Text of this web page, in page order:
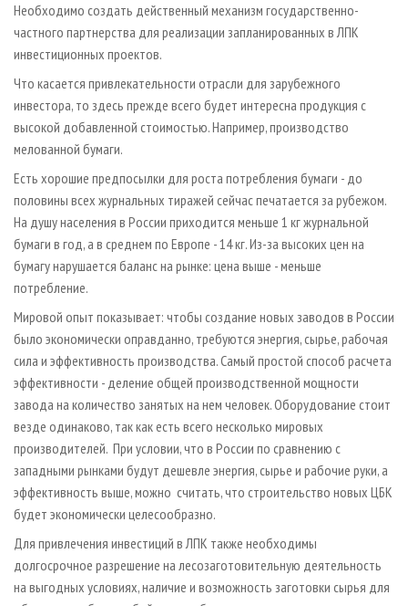
Необходимо создать действенный механизм государственно-
частного партнерства для реализации запланированных в ЛПК
инвестиционных проектов.
Что касается привлекательности отрасли для зарубежного
инвестора, то здесь прежде всего будет интересна продукция с
высокой добавленной стоимостью. Например, производство
мелованной бумаги.
Есть хорошие предпосылки для роста потребления бумаги - до
половины всех журнальных тиражей сейчас печатается за рубежом.
На душу населения в России приходится меньше 1 кг журнальной
бумаги в год, а в среднем по Европе - 14 кг. Из-за высоких цен на
бумагу нарушается баланс на рынке: цена выше - меньше
потребление.
Мировой опыт показывает: чтобы создание новых заводов в России
было экономически оправданно, требуются энергия, сырье, рабочая
сила и эффективность производства. Самый простой способ расчета
эффективности - деление общей производственной мощности
завода на количество занятых на нем человек. Оборудование стоит
везде одинаково, так как есть всего несколько мировых
производителей. При условии, что в России по сравнению с
западными рынками будут дешевле энергия, сырье и рабочие руки, а
эффективность выше, можно считать, что строительство новых ЦБК
будет экономически целесообразно.
Для привлечения инвестиций в ЛПК также необходимы
долгосрочное разрешение на лесозаготовительную деятельность
на выгодных условиях, наличие и возможность заготовки сырья для